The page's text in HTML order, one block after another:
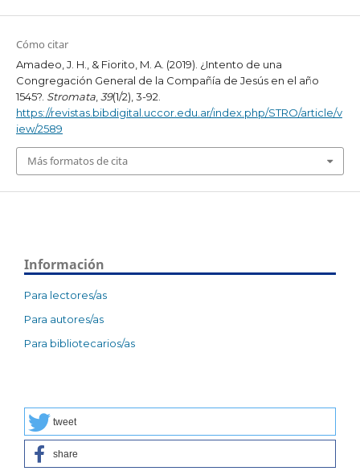
Cómo citar
Amadeo, J. H., & Fiorito, M. A. (2019). ¿Intento de una
Congregación General de la Compañía de Jesús en el año
1545?. Stromata,39(1/2), 3-92.
https://revistas.bibdigital.uccor.edu.ar/index.php/STRO/article/v
iew/2589
Más formatos de cita
Información
Para lectores/as
Para autores/as
Para bibliotecarios/as
tweet
share